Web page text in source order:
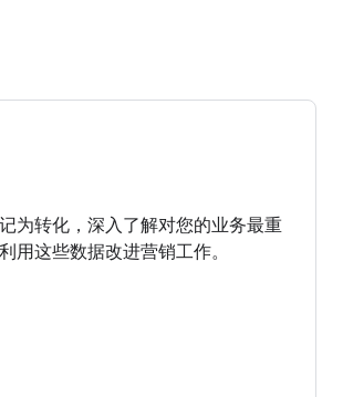
为转化，深入了解对您的业务最重
用这些数据改进营销工作。